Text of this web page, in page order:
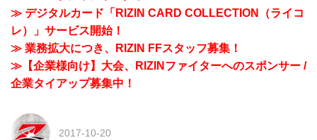
≫ デジタルカード「RIZIN CARD COLLECTION（ライコ
レ）」サービス開始！
≫ 業務拡大につき、RIZIN FFスタッフ募集！
≫【企業様向け】大会、RIZINファイターへのスポンサー /
企業タイアップ募集中！
2017-10-20